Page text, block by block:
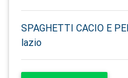
SPAGHETTI CACIO E
lazio